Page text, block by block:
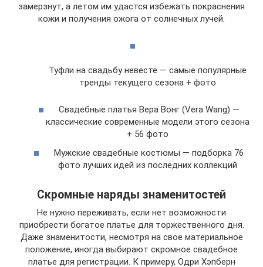
замерзнут, а летом им удастся избежать покраснения
кожи и получения ожога от солнечных лучей.
Туфли на свадьбу невесте — самые популярные
тренды текущего сезона + фото
Свадебные платья Вера Вонг (Vera Wang) —
классические современные модели этого сезона
+ 56 фото
Мужские свадебные костюмы — подборка 76
фото лучших идей из последних коллекций
Скромные наряды знаменитостей
Не нужно переживать, если нет возможности
приобрести богатое платье для торжественного дня.
Даже знаменитости, несмотря на свое материальное
положение, иногда выбирают скромное свадебное
платье для регистрации. К примеру, Одри Хэпберн